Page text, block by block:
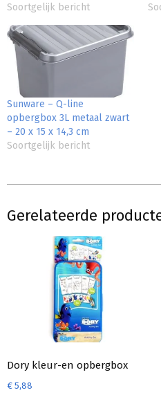
Soortgelijk bericht
Sunware – Q-line
opbergbox 3L metaal zwart
– 20 x 15 x 14,3 cm
Soortgelijk bericht
Gerelateerde
Dory kleur-en opbergbox
€ 5,88